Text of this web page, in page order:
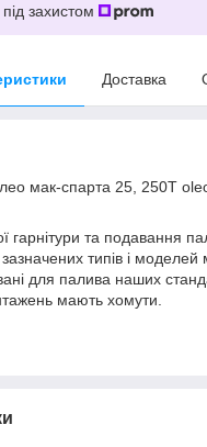
захистом
Доставка
мак-спарта 25, 250Т
гарнітури та подавання
типів і моделей
для палива наших
мають хомути.